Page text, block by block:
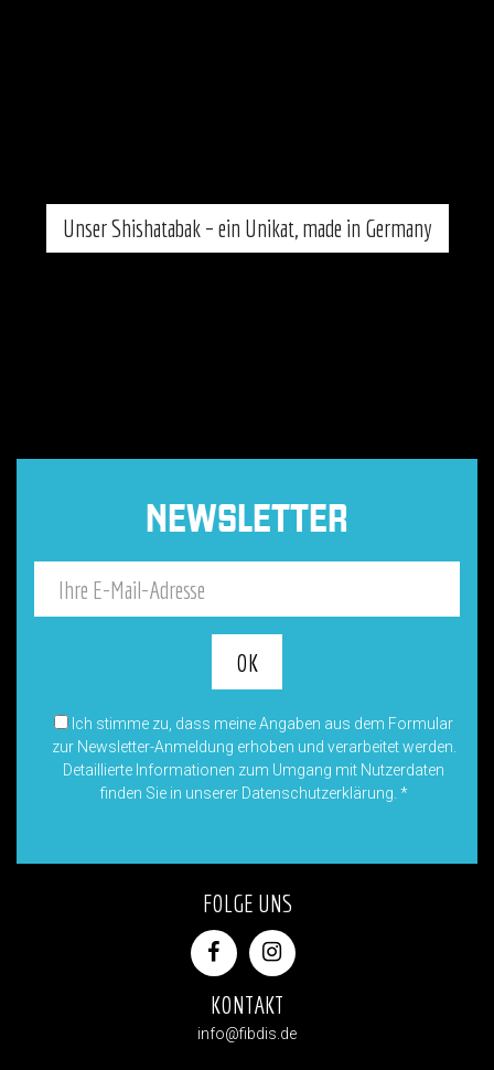
Unser Shishatabak – ein Unikat, made in Germany
NEWSLETTER
Ich stimme zu, dass meine Angaben aus dem Formular
zur Newsletter-Anmeldung erhoben und verarbeitet werden.
Detaillierte Informationen zum Umgang mit Nutzerdaten
finden Sie in unserer Datenschutzerklärung. *
FOLGE UNS
KONTAKT
info@fibdis.de